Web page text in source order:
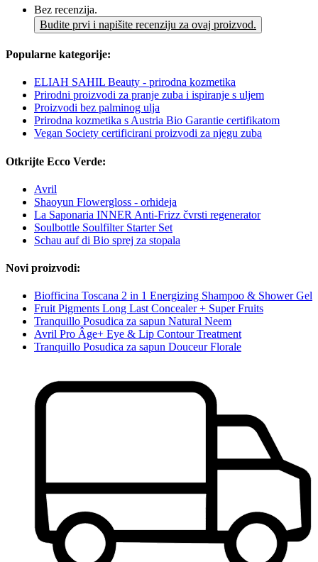
Bez recenzija.
Budite prvi i napišite recenziju za ovaj proizvod.
Popularne kategorije:
ELIAH SAHIL Beauty - prirodna kozmetika
Prirodni proizvodi za pranje zuba i ispiranje s uljem
Proizvodi bez palminog ulja
Prirodna kozmetika s Austria Bio Garantie certifikatom
Vegan Society certificirani proizvodi za njegu zuba
Otkrijte Ecco Verde:
Avril
Shaoyun Flowergloss - orhideja
La Saponaria INNER Anti-Frizz čvrsti regenerator
Soulbottle Soulfilter Starter Set
Schau auf di Bio sprej za stopala
Novi proizvodi:
Biofficina Toscana 2 in 1 Energizing Shampoo & Shower Gel
Fruit Pigments Long Last Concealer + Super Fruits
Tranquillo Posudica za sapun Natural Neem
Avril Pro Âge+ Eye & Lip Contour Treatment
Tranquillo Posudica za sapun Douceur Florale